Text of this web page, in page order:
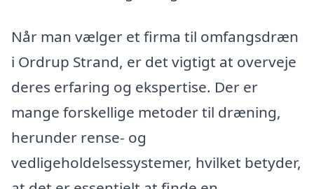
Når man vælger et firma til omfangsdræn
i Ordrup Strand, er det vigtigt at overveje
deres erfaring og ekspertise. Der er
mange forskellige metoder til dræning,
herunder rense- og
vedligeholdelsessystemer, hvilket betyder,